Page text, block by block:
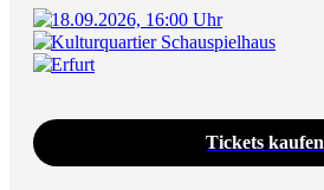
18.09.2026, 16:00 Uhr
Kulturquartier Schauspielhaus
Erfurt
Tickets kaufen